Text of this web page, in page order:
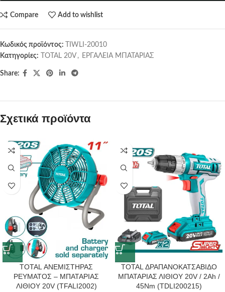
Compare Add to wishlist
Κωδικός προϊόντος:
TIWLI-20010
Κατηγορίες:
TOTAL 20V , ΕΡΓΑΛΕΙΑ ΜΠΑΤΑΡΙΑΣ
Share:
Σχετικά προϊόντα
TOTAL ΑΝΕΜΙΣΤΗΡΑΣ
ΡΕΥΜΑΤΟΣ – ΜΠΑΤΑΡΙΑΣ
ΛΙΘΙΟΥ 20V (TFALI2002)
TOTAL ΔΡΑΠΑΝΟΚΑΤΣΑΒΙΔΟ
ΜΠΑΤΑΡΙΑΣ ΛΙΘΙΟΥ 20V / 2Ah /
45Nm (TDLI200215)